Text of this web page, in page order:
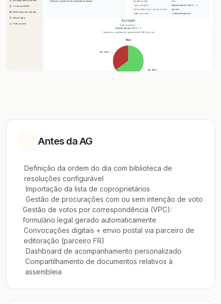
Antes da AG
Definição da ordem do dia com biblioteca de
resoluções configurável
Importação da lista de coproprietários
Gestão de procurações com ou sem intenção de voto
Gestão de votos por correspondência (VPC):
formulário legal gerado automaticamente
Convocações digitais + envio postal via parceiro de
editoração (parceiro FR)
Dashboard de acompanhamento personalizado
Compartilhamento de documentos relativos à
assembleia